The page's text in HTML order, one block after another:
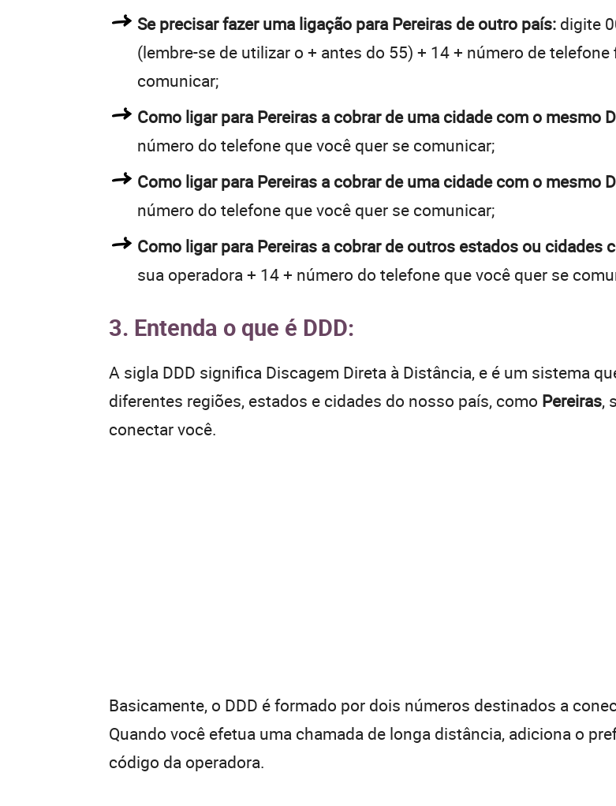
Se precisar fazer uma ligação para Pereiras de outro país: digite
(lembre-se de utilizar o + antes do 55) + 14 + número de
comunicar;
Como ligar para Pereiras a cobrar de uma cidade com o mesmo
número do telefone que você quer se comunicar;
Como ligar para Pereiras a cobrar de uma cidade com o mesmo
número do telefone que você quer se comunicar;
Como ligar para Pereiras a cobrar de outros estados ou cidades
sua operadora + 14 + número do telefone que você quer se
3. Entenda o que é DDD:
A sigla DDD significa Discagem Direta à Distância, e é um sistema
diferentes regiões, estados e cidades do nosso país, como Pereiras,
conectar você.
Basicamente, o DDD é formado por dois números destinados a
Quando você efetua uma chamada de longa distância, adiciona o
código da operadora.